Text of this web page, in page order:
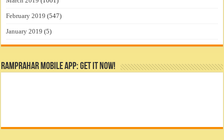
February 2019 (547)
January 2019 (5)
RamPrahar Mobile App: Get it Now!